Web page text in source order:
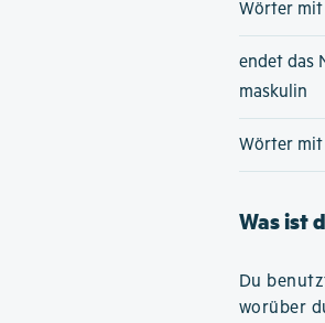
Wörter mit
endet das
maskulin
Wörter mit
Was ist
Du
worüber